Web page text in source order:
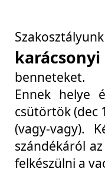
benneteket.
Ennek helye
csütörtök (dec
(vagy-vagy).
szándékáról
felkészülni a